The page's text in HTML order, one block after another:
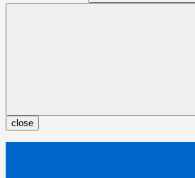
close